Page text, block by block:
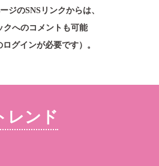
針
西成区橘3-20-28
© skinix. All Rights Reserved.
ジのSNSリンクからは、
クへのコメントも可能
ログインが必要です）。
レンド